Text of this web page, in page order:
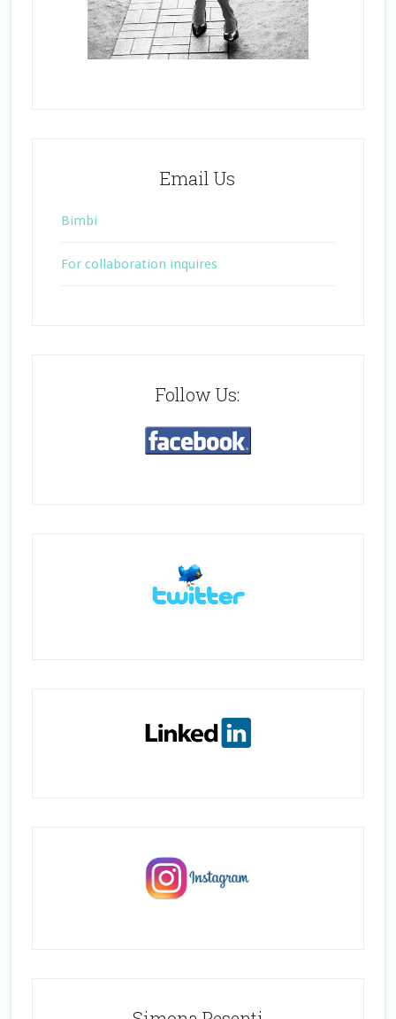
Email Us
Bimbi
For collaboration inquires
Follow Us: